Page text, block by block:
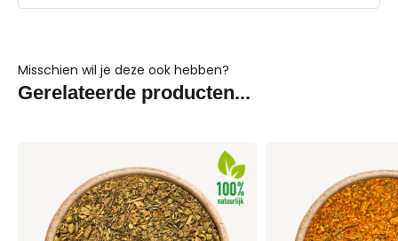
Misschien wil je deze ook hebben?
Gerelateerde producten...